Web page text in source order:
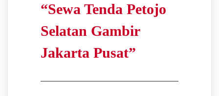
“Sewa Tenda Petojo
Selatan Gambir
Jakarta Pusat”